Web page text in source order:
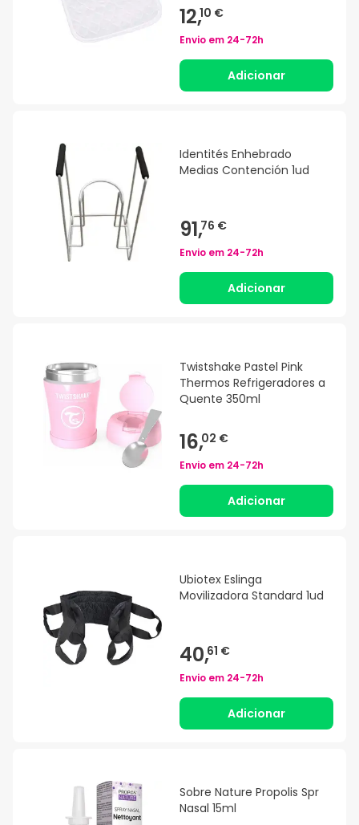
12,10 €
Envio em 24-72h
Adicionar
Identités Enhebrado
Medias Contención 1ud
91,76 €
Envio em 24-72h
Adicionar
Twistshake Pastel Pink
Thermos Refrigeradores a
Quente 350ml
16,02 €
Envio em 24-72h
Adicionar
Ubiotex Eslinga
Movilizadora Standard 1ud
40,61 €
Envio em 24-72h
Adicionar
Sobre Nature Propolis Spr
Nasal 15ml